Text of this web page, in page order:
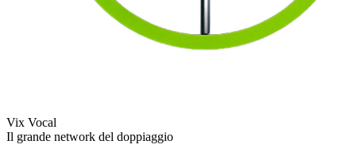
Vix Vocal
Il grande network del doppiaggio